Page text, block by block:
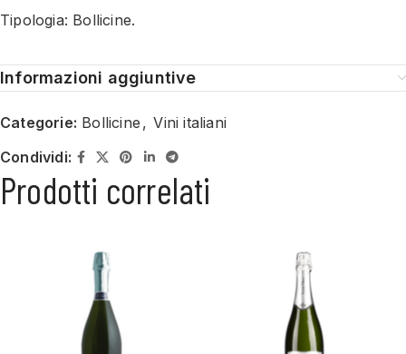
Tipologia: Bollicine.
Informazioni aggiuntive
Categorie: Bollicine , Vini italiani
Condividi:
Prodotti correlati